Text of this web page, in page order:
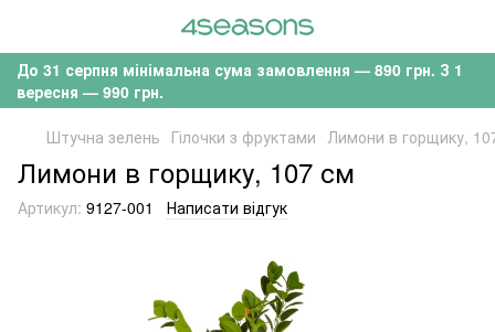
До 31 серпня мінімальна сума замовлення — 890 грн. З 1
вересня — 990 грн.
Штучна зелень Гілочки з фруктами Лимони в горщику,
Лимони в горщику, 107 см
Артикул: 9127-001 Написати відгук